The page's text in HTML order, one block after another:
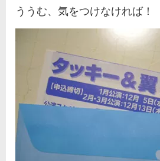
ううむ、気をつけなければ！